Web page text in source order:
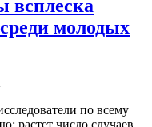
всплеска
молодых
по всему